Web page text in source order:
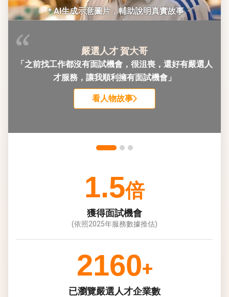
嚴選人才 賀大哥
「之前找工作都沒有面試機會，很沮喪，還好有嚴選人
才服務，讓我順利擁有面試機會」
看人物故事
＊AI生成示意圖片，輔助說明真實故事
1.5倍
獲得面試機會
(依照2025年服務數據推估)
2160+
已瀏覽嚴選人才企業數